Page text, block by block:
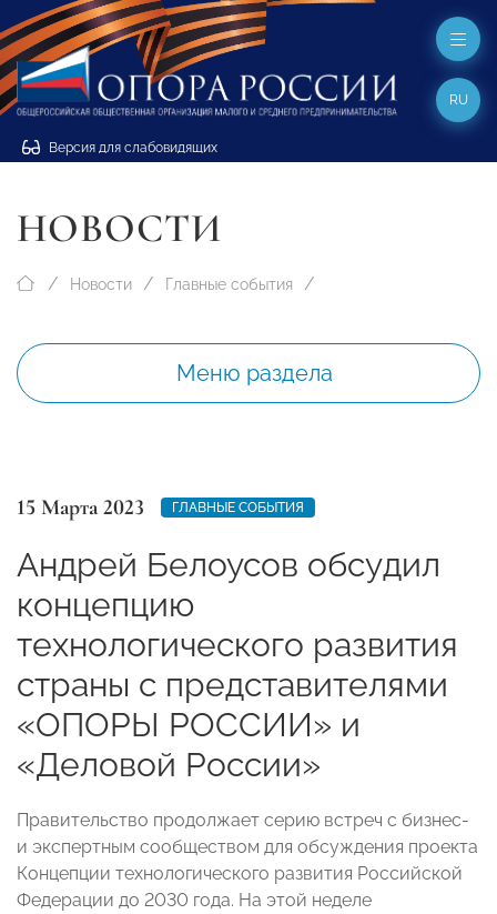
Версия для слабовидящих
RU
НОВОСТИ
Новости Главные события
Меню раздела
15 Марта 2023 ГЛАВНЫЕ СОБЫТИЯ
Андрей Белоусов обсудил
концепцию
технологического развития
страны с представителями
«ОПОРЫ РОССИИ» и
«Деловой России»
Правительство продолжает серию встреч с бизнес-
и экспертным сообществом для обсуждения проекта
Концепции технологического развития Российской
Федерации до 2030 года. На этой неделе